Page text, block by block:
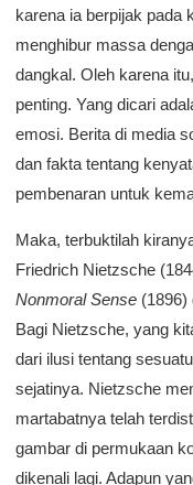
karena ia berpijak pada
menghibur massa
dangkal. Oleh karena
penting. Yang dicari
emosi. Berita di media
dan fakta tentang
pembenaran untuk
Maka, terbuktilah
Friedrich Nietzsche
Nonmoral Sense (1896)
Bagi Nietzsche, yang
dari ilusi tentang
sejatinya. Nietzsche
martabatnya telah
gambar di permukaan
dikenali lagi. Adapun